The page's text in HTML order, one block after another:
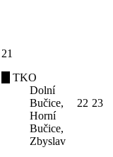
21
TKO
Dolní
Bučice,
Horní
Bučice,
Zbyslav
22 23